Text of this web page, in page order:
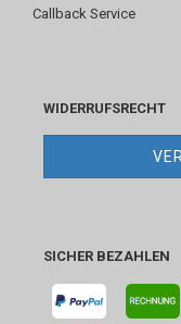
Callback Service
WIDERRUFSRECHT
SICHER BEZAHLEN